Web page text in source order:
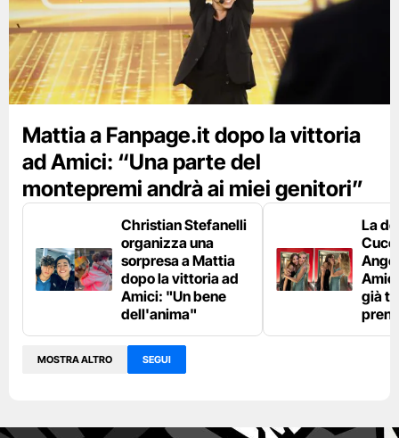
Mattia a Fanpage.it dopo la vittoria
ad Amici: “Una parte del
montepremi andrà ai miei genitori”
Christian Stefanelli
organizza una
sorpresa a Mattia
dopo la vittoria ad
Amici: "Un bene
dell'anima"
La
già
MOSTRA ALTRO SEGUI